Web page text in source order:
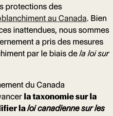
protections des
au Canada. Bien
inattendues, nous sommes
a pris des mesures
par le biais de la loi sur
du Canada
la taxonomie sur la
la loi canadienne sur les